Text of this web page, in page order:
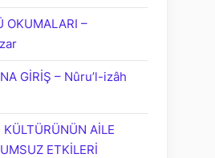
OKUMALARI –
GİRİŞ – Nûru’l-izâh
KÜLTÜRÜNÜN AİLE
ETKİLERİ